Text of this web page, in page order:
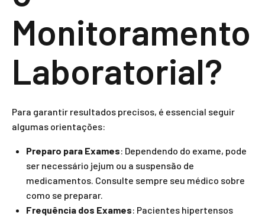
Monitoramento
Laboratorial?
Para garantir resultados precisos, é essencial seguir
algumas orientações:
Preparo para Exames: Dependendo do exame, pode
ser necessário jejum ou a suspensão de
medicamentos. Consulte sempre seu médico sobre
como se preparar.
Frequência dos Exames: Pacientes hipertensos